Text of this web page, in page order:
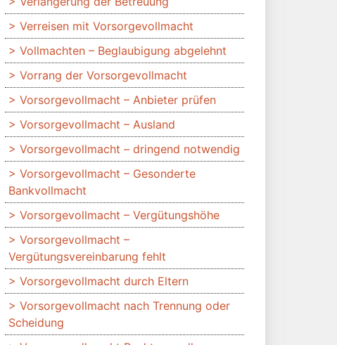
Verreisen mit Vorsorgevollmacht
Vollmachten – Beglaubigung abgelehnt
Vorrang der Vorsorgevollmacht
Vorsorgevollmacht – Anbieter prüfen
Vorsorgevollmacht – Ausland
Vorsorgevollmacht – dringend notwendig
Vorsorgevollmacht – Gesonderte
Bankvollmacht
Vorsorgevollmacht – Vergütungshöhe
Vorsorgevollmacht –
Vergütungsvereinbarung fehlt
Vorsorgevollmacht durch Eltern
Vorsorgevollmacht nach Trennung oder
Scheidung